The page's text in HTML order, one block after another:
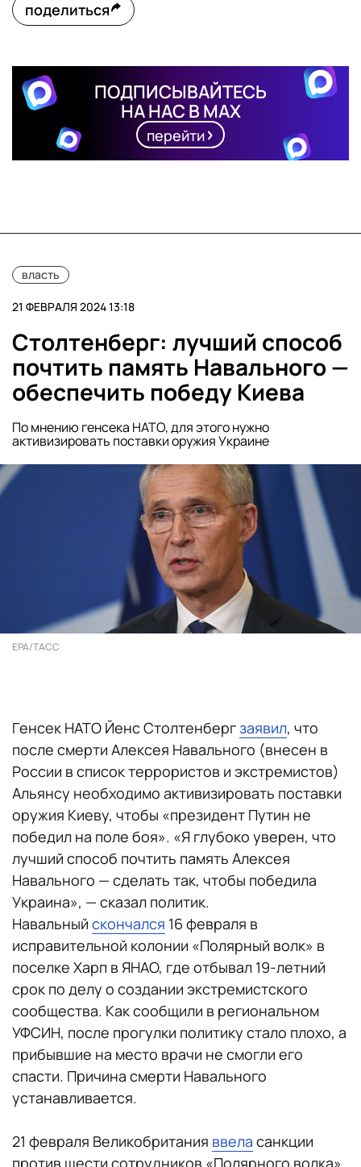
поделиться
ПОДПИСЫВАЙТЕСЬ
НА НАС В MAX
перейти
власть
21 ФЕВРАЛЯ 2024 13:18
Столтенберг: лучший способ
почтить память Навального —
обеспечить победу Киева
По мнению генсека НАТО, для этого нужно
активизировать поставки оружия Украине
EPA/ТАСС
Генсек НАТО Йенс Столтенбергзаявил, что
после смерти Алексея Навального (внесен в
России в список террористов и экстремистов)
Альянсу необходимо активизировать поставки
оружия Киеву, чтобы «президент Путин не
победил на поле боя». «Я глубоко уверен, что
лучший способ почтить память Алексея
Навального — сделать так, чтобы победила
Украина», — сказал политик.
Навальный скончался 16 февраля в
исправительной колонии «Полярный волк» в
поселке Харп в ЯНАО, где отбывал 19-летний
срок по делу о создании экстремистского
сообщества. Как сообщили в региональном
УФСИН, после прогулки политику стало плохо, а
прибывшие на место врачи не смогли его
спасти. Причина смерти Навального
устанавливается.
21 февраля Великобритания ввела санкции
против шести сотрудников «Полярного волка»,